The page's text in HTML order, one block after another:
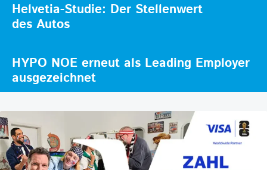
Helvetia-Studie: Der Stellenwert
des Autos
HYPO NOE erneut als Leading Employer
ausgezeichnet